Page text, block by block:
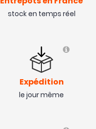
stock en temps réel
Expédition
le jour même